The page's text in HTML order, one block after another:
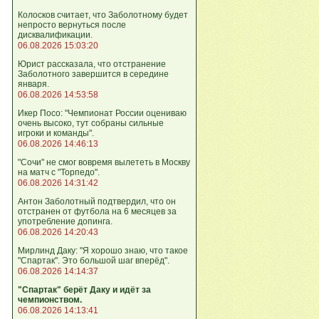
Колосков считает, что Заболотному будет
непросто вернуться после
дисквалификации.
06.08.2026 15:03:20
Юрист рассказала, что отстранение
Заболотного завершится в середине
января.
06.08.2026 14:53:58
Икер Посо: "Чемпионат России оцениваю
очень высоко, тут собраны сильные
игроки и команды".
06.08.2026 14:46:13
"Сочи" не смог вовремя вылететь в Москву
на матч с "Торпедо".
06.08.2026 14:31:42
Антон Заболотный подтвердил, что он
отстранен от футбола на 6 месяцев за
употребление допинга.
06.08.2026 14:20:43
Мирлинд Даку: "Я хорошо знаю, что такое
"Спартак". Это большой шаг вперёд".
06.08.2026 14:14:37
"Спартак" берёт Даку и идёт за
чемпионством.
06.08.2026 14:13:41